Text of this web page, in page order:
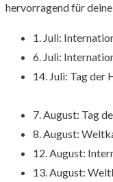
hervorragend für deine
1. Juli:
6. Juli:
14. Juli: Tag der
7. August: Tag
8. August:
12. August:
13. August: